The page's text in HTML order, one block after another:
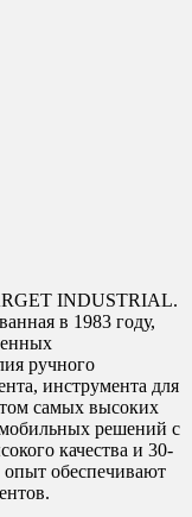
INDUSTRIAL.
в 1983 году,
ручного
инструмента для
самых высоких
решений с
качества и 30-
обеспечивают